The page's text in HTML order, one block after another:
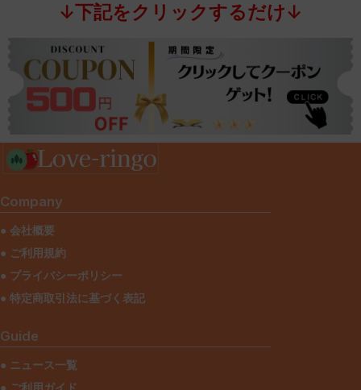
↓下記をクリックするだけ↓
Company
● 会社概要
● ご利用規約
● プライバシーポリシー
● 特定商取引法に基づく表記
Guide
● ニュース一覧